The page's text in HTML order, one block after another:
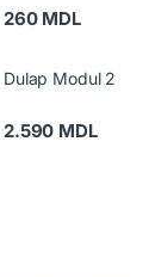
260 MDL
Dulap Modul 2
2.590 MDL